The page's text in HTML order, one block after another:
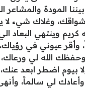
المودة والمشاعر
وغلاك شيء لا
كريم وينتهي البعاد
وأقر عيوني في
وحفظك الله لي
بيوم اضطر ابعد
لي سالماً،